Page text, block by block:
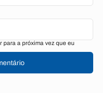
para a próxima vez que eu